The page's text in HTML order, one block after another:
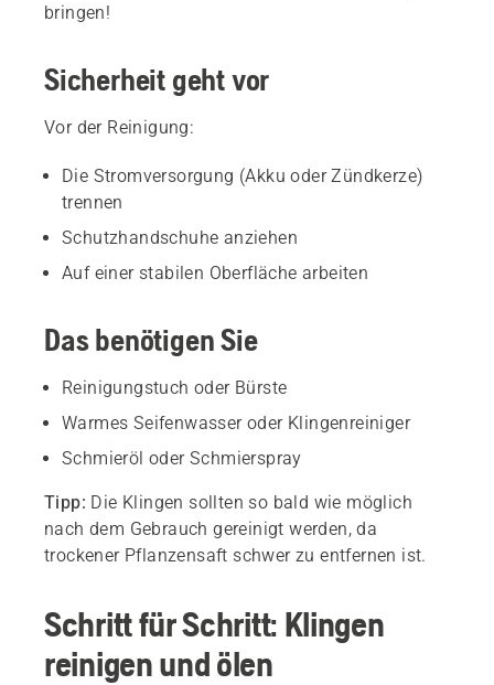
bringen!
Sicherheit geht vor
Vor der Reinigung:
Die Stromversorgung (Akku oder Zündkerze)
trennen
Schutzhandschuhe anziehen
Auf einer stabilen Oberfläche arbeiten
Das benötigen Sie
Reinigungstuch oder Bürste
Warmes Seifenwasser oder Klingenreiniger
Schmieröl oder Schmierspray
Tipp: Die Klingen sollten so bald wie möglich
nach dem Gebrauch gereinigt werden, da
trockener Pflanzensaft schwer zu entfernen ist.
Schritt für Schritt: Klingen
reinigen und ölen